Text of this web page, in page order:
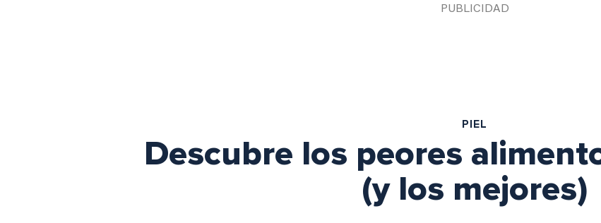
PIEL
Descubre los peores
(y los mejores)